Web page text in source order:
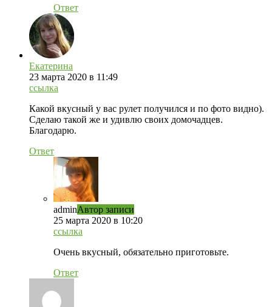
Ответ
Екатерина
23 марта 2020 в 11:49
ссылка
Какой вкусный у вас рулет получился и по фото видно).
Сделаю такой же и удивлю своих домочадцев.
Благодарю.
Ответ
adminАвтор записи
25 марта 2020 в 10:20
ссылка
Очень вкусный, обязательно приготовьте.
Ответ